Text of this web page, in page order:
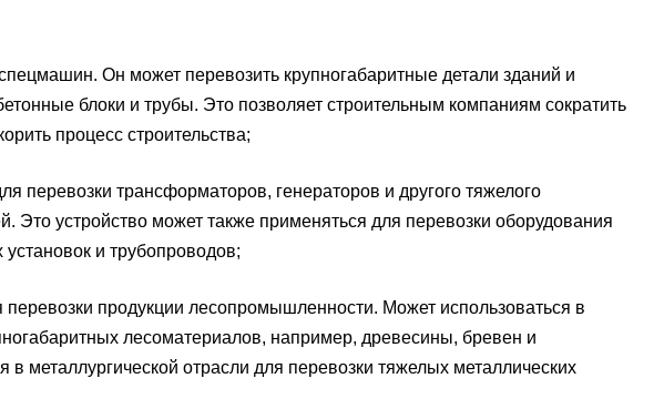
Он может перевозить крупногабаритные детали зданий и
блоки и трубы. Это позволяет строительным компаниям сократить
процесс строительства;
трансформаторов, генераторов и другого тяжелого
Это устройство может также применяться для перевозки оборудования
и трубопроводов;
продукции лесопромышленности. Может использоваться в
лесоматериалов, например, древесины, бревен и
металлургической отрасли для перевозки тяжелых металлических